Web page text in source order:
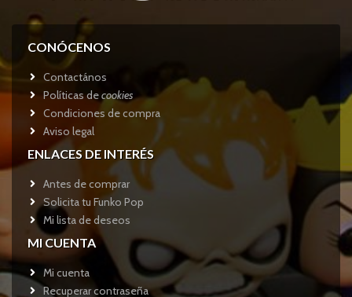
CONÓCENOS
Contactános
Políticas decookies
Condiciones de compra
Aviso legal
ENLACES DE INTERÉS
Antes de comprar
Solicita tu Funko Pop
Mi lista de deseos
MI CUENTA
Mi cuenta
Recuperar contraseña